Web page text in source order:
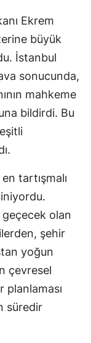
Ekrem
büyük
İstanbul
sonucunda,
mahkeme
bildirdi. Bu
tartışmalı
geçecek olan
şehir
yoğun
çevresel
süredir